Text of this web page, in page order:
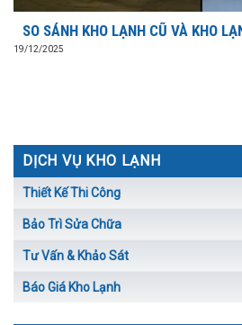
SO SÁNH KHO LẠNH CŨ VÀ KHO
19/12/2025
DỊCH VỤ KHO LẠNH
Thiết Kế Thi Công
Bảo Trì Sửa Chữa
Tư Vấn & Khảo Sát
Báo Giá Kho Lạnh